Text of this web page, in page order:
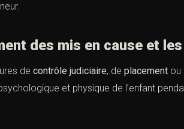
des mis en cause et
de contrôle judiciaire, de placement ou
et physique de l’enfant